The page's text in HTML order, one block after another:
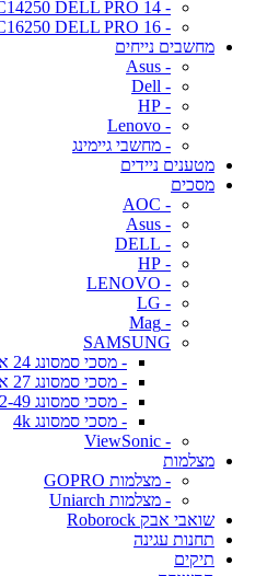
- PC14250 DELL PRO 14
- PC16250 DELL PRO 16
מחשבים נייחים
- Asus
- Dell
- HP
- Lenovo
- מחשבי גיימינג
מטענים ניידים
מסכים
- AOC
- Asus
- DELL
- HP
- LENOVO
- LG
- Mag
SAMSUNG
- מסכי סמסונג 24 אינץ
- מסכי סמסונג 27 אינץ
- מסכי סמסונג 32-49 אינץ
- מסכי סמסונג 4k
- ViewSonic
מצלמות
- מצלמות GOPRO
- מצלמות Uniarch
שואבי אבק Roborock
תחנות עגינה
תיקים